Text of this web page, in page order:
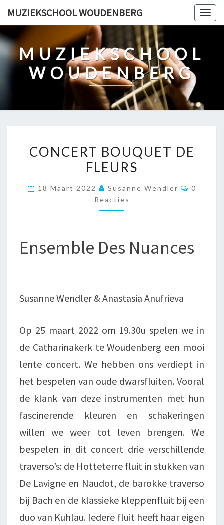
de
content
MUZIEKSCHOOL WOUDENBERG
MUZIEKSCHOOL
WOUDENBERG
BOUQUET
DE
CONCERT BOUQUET DE
FLEURS
18 Maart 2022 Susanne Wendler Reacties
0
Reacties
Ensemble Des Nuances
Susanne Wendler & Anastasia Anufrieva
Op 25 maart 2022 om 19.30u spelen we in
de Catharinakerk te Woudenberg een mooi
lente concert. We hebben ons verdiept in
het bespelen van oude dwarsfluiten. Vooral
de klank van deze instrumenten met hun
fascinerende kleuren en schakeringen
willen we weer tot leven brengen. We
bespelen in dit concert drie verschillende
traverso’s: de Hotteterre fluit in stukken van
De Lavigne en Naudot, de barokke traverso
bij Bach en de klassieke kleppenfluit bij een
duo van Kuhlau. Iedere fluit heeft haar eigen